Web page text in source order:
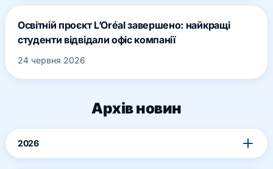
Освітній проєкт L’Oréal завершено: найкращі
студенти відвідали офіс компанії
24 червня 2026
Архів новин
2026